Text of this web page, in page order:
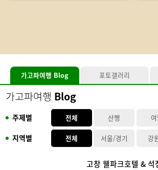
가고파여행 Blog 포토갤러리
가고파여행 Blog
주제별 전체 산행
지역별 전체 서울/경기 강
고창 웰파크호텔 & 석정온천휴스파